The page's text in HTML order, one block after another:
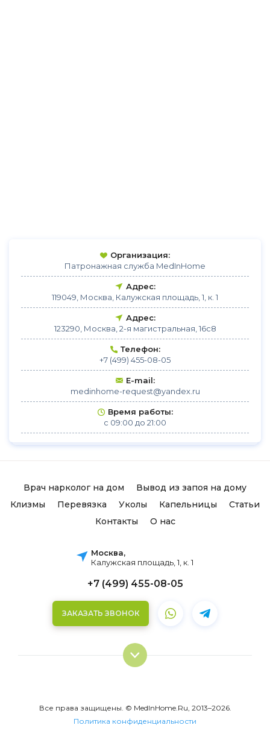
Организация:
Патронажная служба MedInHome
Адрес:
119049, Москва, Калужская площадь, 1, к. 1
Адрес:
123290, Москва, 2-я магистральная, 16с8
Телефон:
+7 (499) 455-08-05
E-mail:
medinhome-request@yandex.ru
Время работы:
с 09:00 до 21:00
Врач нарколог на дом
Вывод из запоя на дому
Клизмы
Перевязка Уколы Капельницы
Статьи
Контакты
О нас
Москва,
Калужская площадь, 1, к. 1
+7 (499) 455-08-05
ЗАКАЗАТЬ ЗВОНОК
Лечение оспы на дому: что нужно знать?
Все права защищены. © MedInHome.Ru, 2013–2026.
Политика конфиденциальности